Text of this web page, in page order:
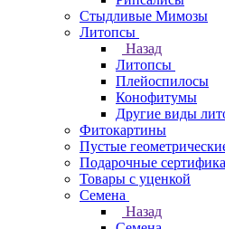
Стыдливые Мимозы
Литопсы
Назад
Литопсы
Плейоспилосы
Конофитумы
Другие виды
Фитокартины
Пустые
Подарочные
Товары с уценкой
Семена
Назад